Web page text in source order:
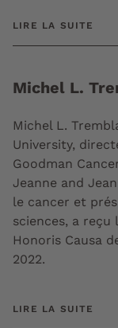
LIRE LA SUITE
Michel L.
Michel L.
University,
Goodman
Jeanne and
le cancer et
sciences, a
Honoris Causa
2022.
LIRE LA SUITE